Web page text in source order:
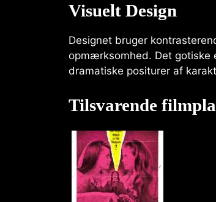
Visuelt Design
Designet bruger
opmærksomhed. Det gotiske
dramatiske positurer af
Tilsvarende